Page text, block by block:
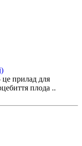
прилад для
плода ..